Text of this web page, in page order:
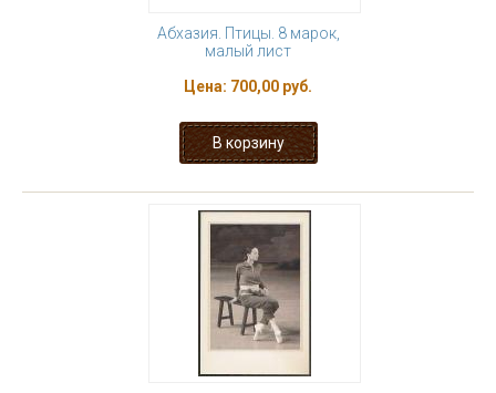
Абхазия. Птицы. 8 марок,
малый лист
Цена: 700,00 руб.